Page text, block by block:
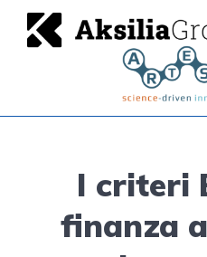
I criteri
finanza